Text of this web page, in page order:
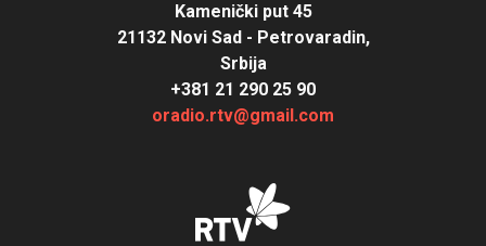
Kamenički put 45
21132 Novi Sad - Petrovaradin,
Srbija
+381 21 290 25 90
oradio.rtv@gmail.com